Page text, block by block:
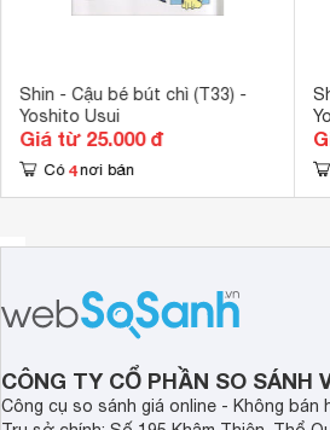
Shin - Cậu bé bút chì (T33) -
Yoshito Usui
Giá từ 25.000 đ
Có 4 nơi bán
CÔNG TY CỔ PHẦN SO SÁNH
Công cụ so sánh giá online - Không bán